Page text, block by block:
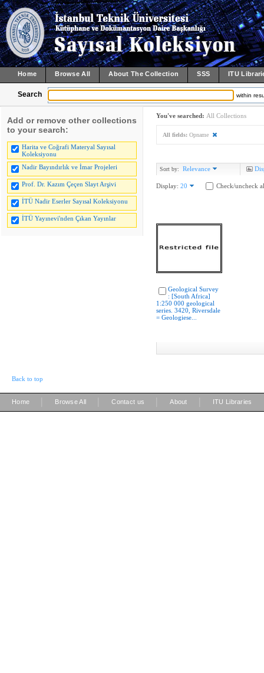
Home Browse All About The Collection SSS ITU
Search within
Add or remove other collections
to your search:
Harita ve Coğrafi Materyal Sayısal
Koleksiyonu
Nadir Bayındırlık ve İmar Projeleri
Prof. Dr. Kazım Çeçen Slayt Arşivi
İTÜ Nadir Eserler Sayısal Koleksiyonu
İTÜ Yayınevi'nden Çıkan Yayınlar
You've searched: All Collections
All fields: Opname
Sort by: Relevance
Display: 20 Check/uncheck
Geological Survey
: [South Africa]
1:250 000 geological
series. 3420, Riversdale
= Geologiese...
Back to top
Home Browse All Contact us About ITU Libraries